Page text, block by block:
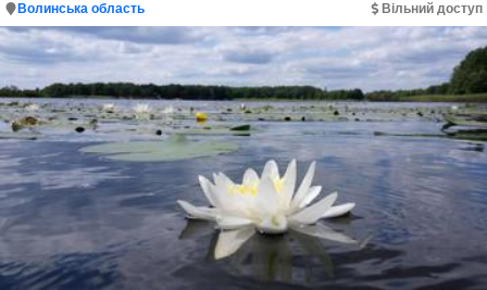
Волинська область Вільний доступ